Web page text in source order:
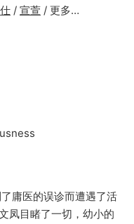
/ 宣萱 / 更多…
庸医的误诊而遭遇了活
凤目睹了一切，幼小的